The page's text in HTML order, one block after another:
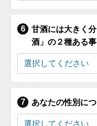
甘酒には大きく
酒」の２種ある
あなたの性別に